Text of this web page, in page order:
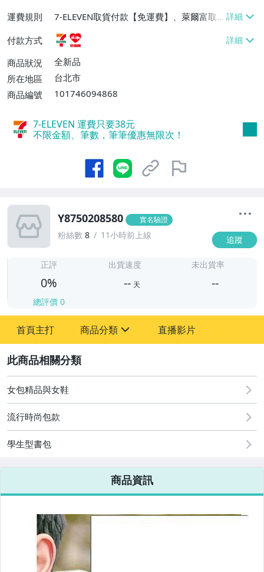
運費規則
7-ELEVEN取貨付款【免運費】、萊爾富取
貨付款【免運費】
付款方式
商品狀況
全新品
所在地區
台北市
商品編號
101746094868
7-ELEVEN 運費只要38元
不限金額、筆數，筆筆優惠無限次！
Y8750208580 實名驗證
粉絲數 8 11小時前上線 追蹤
正評
0%
總評價 0
出貨速度
-- 天
未出貨率
--
首頁主打 商品分類
圖書/影音/文具
古董、藝術與礦石
手機、配件與通訊
美容保養與彩妝
電腦、平板與周邊
相機、攝影與周邊
運動、戶外與休閒
嬰幼兒與孕婦
直播影片
女包精品與女鞋
流行時尚包款
學生型書包
商品資訊